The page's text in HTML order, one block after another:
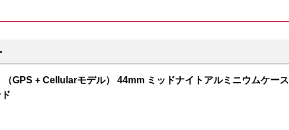
GPS + Cellularモデル） 44mm ミッドナイトアルミニウムケース